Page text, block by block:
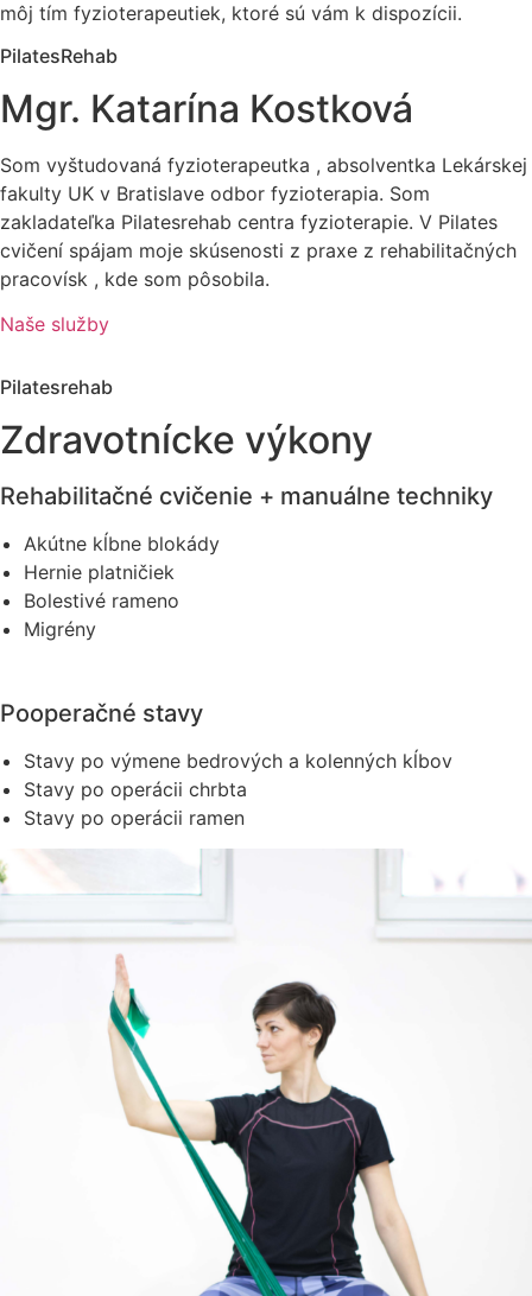
môj tím fyzioterapeutiek, ktoré sú vám k dispozícii.
PilatesRehab
Mgr. Katarína Kostková
Som vyštudovaná fyzioterapeutka , absolventka Lekárskej
fakulty UK v Bratislave odbor fyzioterapia. Som
zakladateľka Pilatesrehab centra fyzioterapie. V Pilates
cvičení spájam moje skúsenosti z praxe z rehabilitačných
pracovísk , kde som pôsobila.
Naše služby
Pilatesrehab
Zdravotnícke výkony
Rehabilitačné cvičenie + manuálne techniky
Akútne kĺbne blokády
Hernie platničiek
Bolestivé rameno
Migrény
Pooperačné stavy
Stavy po výmene bedrových a kolenných kĺbov
Stavy po operácii chrbta
Stavy po operácii ramen